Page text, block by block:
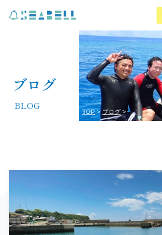
ブログ
BLOG TOP ブログ